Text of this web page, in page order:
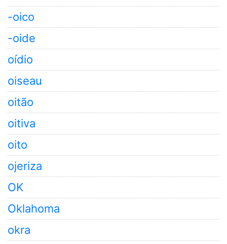
-oico
-oide
oídio
oiseau
oitão
oitiva
oito
ojeriza
OK
Oklahoma
okra